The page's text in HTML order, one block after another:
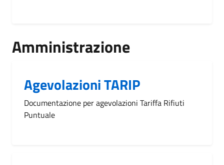
Amministrazione
Agevolazioni TARIP
Documentazione per agevolazioni Tariffa Rifiuti
Puntuale